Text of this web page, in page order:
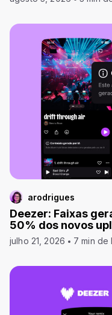
arodrigues
Deezer: Faixas
50% dos novos
julho 21, 2026 7 min de